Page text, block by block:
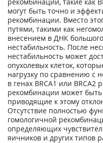
могут быть точно и
рекомбинации. Вместо
путями, такими как
внесением в ДНК
нестабильность. После
нестабильность может
опухолевых клеток,
нагрузку по сравнению с
в генах BRCA1 или
рекомбинации может быть
приводящие к этому
Отсутствие полностью
гомологичной
определяющих
яичников и других типов